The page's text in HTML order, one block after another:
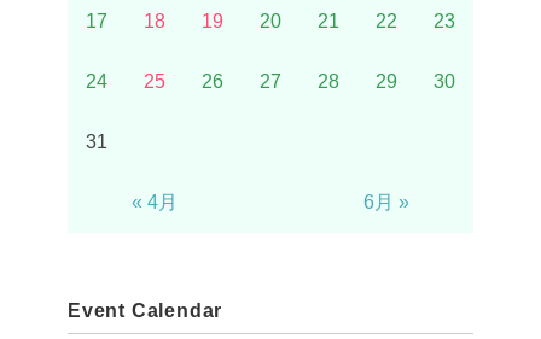
17 18 19 20 21 22 23
24 25 26 27 28 29 30
31
« 4月 6月 »
Event Calendar